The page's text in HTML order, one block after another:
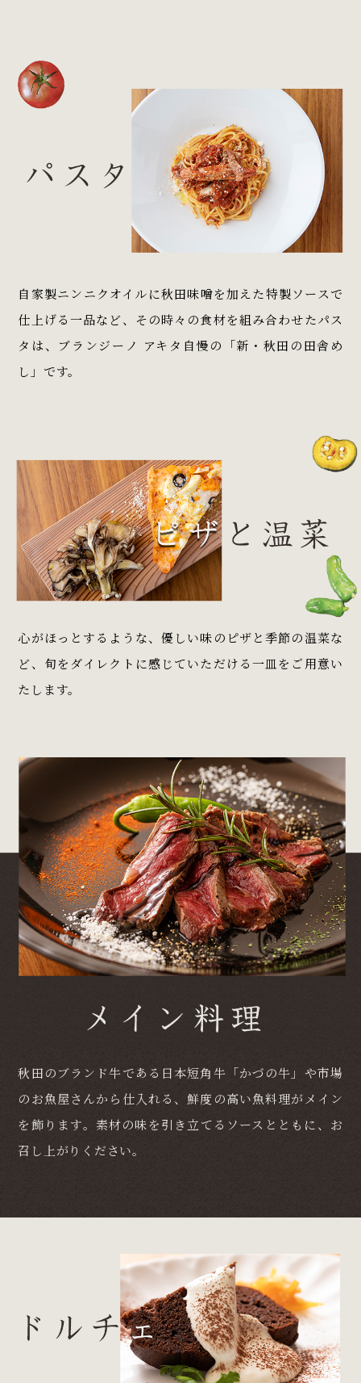
自家製ニンニクオイルに秋田味噌を加えた特製ソースで
仕上げる一品など、その時々の食材を組み合わせたパス
タは、ブランジーノ アキタ自慢の「新・秋田の田舎め
し」です。
心がほっとするような、優しい味のピザと季節の温菜な
ど、旬をダイレクトに感じていただける一皿をご用意い
たします。
秋田のブランド牛である日本短角牛「かづの牛」や市場
のお魚屋さんから仕入れる、鮮度の高い魚料理がメイン
を飾ります。素材の味を引き立てるソースとともに、お
召し上がりください。